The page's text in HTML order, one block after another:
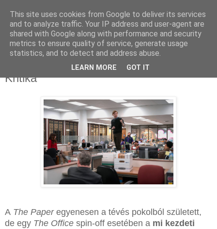
2025. november 17., hétfő
The Paper: Árnyékban, nevetés nélkül –
Kritika
A The Paperegyenesen a tévés pokolból született,
de egy The Office spin-off esetében a mi kezdeti
This site uses cookies from Google to deliver its services
and to analyze traffic. Your IP address and user-agent are
shared with Google along with performance and security
metrics to ensure quality of service, generate usage
statistics, and to detect and address abuse.
LEARN MORE GOT IT